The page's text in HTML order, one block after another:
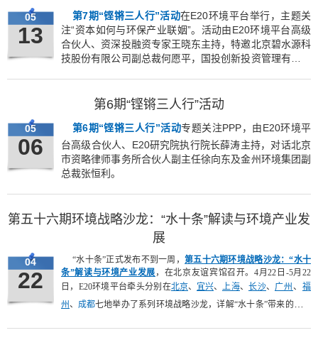
05
13
第7期“铿锵三人行”活动在E20环境平台举行，主题关
注“资本如何与环保产业联姻”。活动由E20环境平台高级
合伙人、资深投融资专家王晓东主持，特邀北京碧水源科
技股份有限公司副总裁何愿平，国投创新投资管理有限公
第6期“铿锵三人行”活动
05
06
第6期“铿锵三人行”活动专题关注PPP，由E20环境平
台高级合伙人、E20研究院执行院长薛涛主持，对话北京
市资略律师事务所合伙人副主任徐向东及金州环境集团副
总裁张恒利。
第五十六期环境战略沙龙：“水十条”解读与环境产业发
展
04
22
“水十条”正式发布不到一周， 第五十六期环境战略沙龙：“水十
条”解读与环境产业发展 ，在北京友谊宾馆召开。4月22日-5月22
日，E20环境平台牵头分别在北京、 宜兴、 上海、 长沙、 广州 、 福
州、 成都七地举办了系列环境战略沙龙，详解“水十条”带来的市场